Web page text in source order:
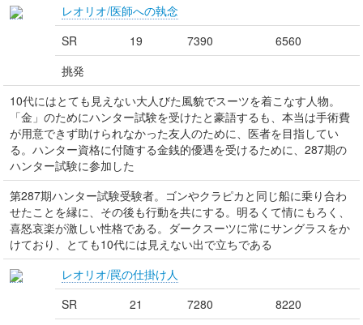
レオリオ/医師への執念
SR
19 7390
6560
挑発
10代にはとても見えない大人びた風貌でスーツを着こなす人物。
「金」のためにハンター試験を受けたと豪語するも、本当は手術費
が用意できず助けられなかった友人のために、医者を目指してい
る。ハンター資格に付随する金銭的優遇を受けるために、287期の
ハンター試験に参加した
第287期ハンター試験受験者。ゴンやクラピカと同じ船に乗り合わ
せたことを縁に、その後も行動を共にする。明るくて情にもろく、
喜怒哀楽が激しい性格である。ダークスーツに常にサングラスをか
けており、とても10代には見えない出で立ちである
レオリオ/罠の仕掛け人
SR
21 7280
8220